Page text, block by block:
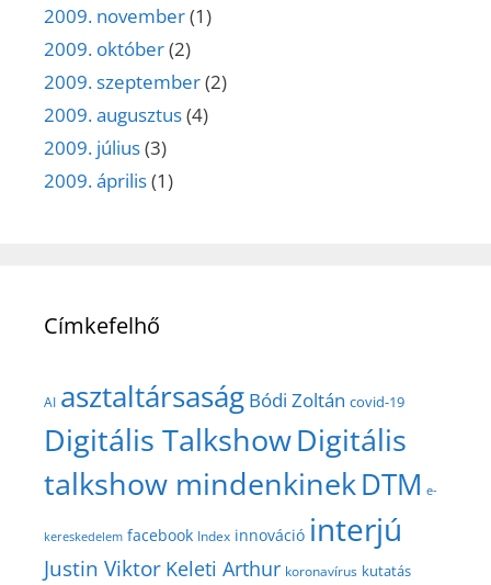
2009. november(1)
2009. október(2)
2009. szeptember(2)
2009. augusztus(4)
2009. július(3)
2009. április(1)
Címkefelhő
AI asztaltársaság Bódi Zoltán covid-19
Digitális TalkshowDigitális
talkshow mindenkinekDTM e-
kereskedelem facebook Index innováció interjú
Justin Viktor Keleti Arthur koronavírus kutatás